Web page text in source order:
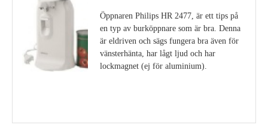
Öppnaren Philips HR 2477, är ett tips på
en typ av burköppnare som är bra. Denna
är eldriven och sägs fungera bra även för
vänsterhänta, har lågt ljud och har
lockmagnet (ej för aluminium).